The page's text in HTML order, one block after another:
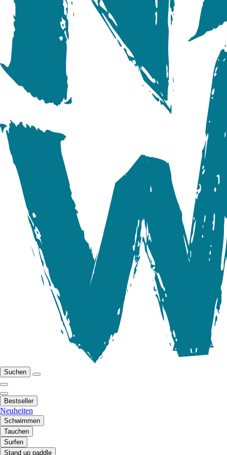
Suchen
Bestseller
Neuheiten
Schwimmen
Tauchen
Surfen
Stand up paddle